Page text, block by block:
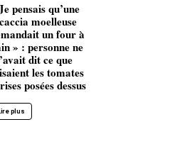
pensais qu’une
moelleuse
un four à
» : personne ne
dit ce que
les tomates
posées dessus
plus